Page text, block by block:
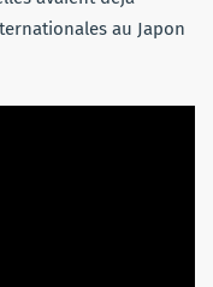
au Japon